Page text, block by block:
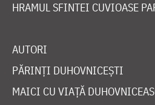
HRAMUL SFINTEI CUVIOASE
AUTORI
PĂRINȚI DUHOVNICEȘTI
MAICI CU VIAȚĂ